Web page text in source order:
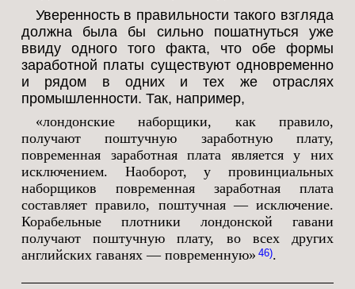
Уверенность в правильности такого взгляда
должна была бы сильно пошатнуться уже
ввиду одного того факта, что обе формы
заработной платы существуют одновременно
и рядом в одних и тех же отраслях
промышленности. Так, например,
«лондонские наборщики, как правило,
получают поштучную заработную плату,
повременная заработная плата является у них
исключением. Наоборот, у провинциальных
наборщиков повременная заработная плата
составляет правило, поштучная — исключение.
Корабельные плотники лондонской гавани
получают поштучную плату, во всех других
английских гаванях — повременную» 46 .